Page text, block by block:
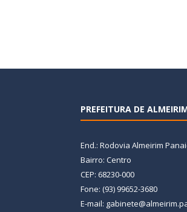
PREFEITURA DE
End.: Rodovia Almeirim
Bairro: Centro
CEP: 68230-000
Fone: (93) 99652-3680
E-mail: